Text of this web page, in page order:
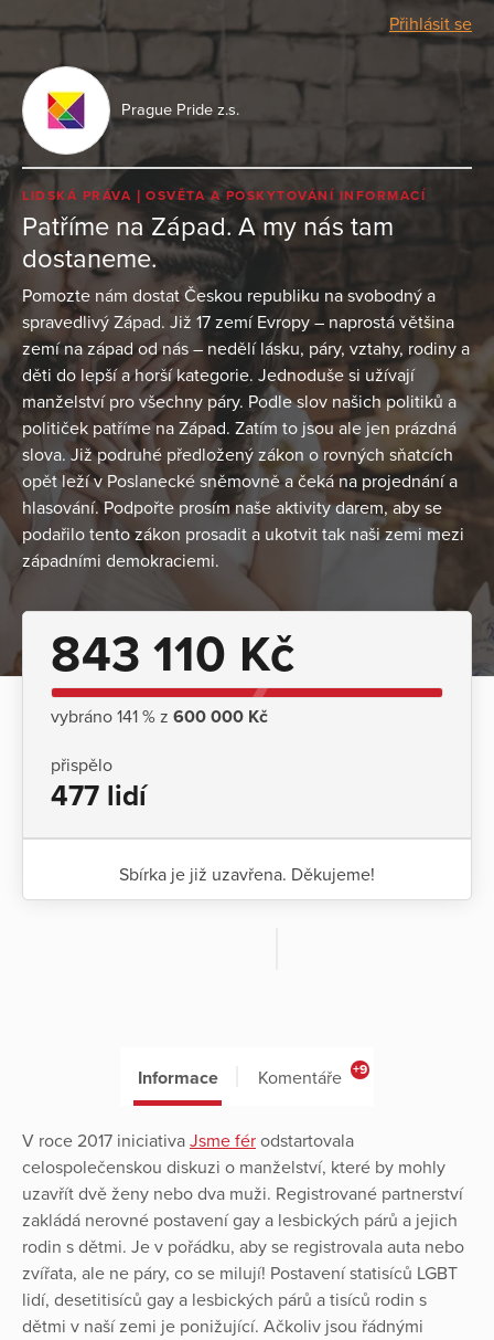
Přihlásit se
Prague Pride z.s.
LIDSKÁ PRÁVA OSVĚTA A POSKYTOVÁNÍ INFORMACÍ
Patříme na Západ. A my nás tam
dostaneme.
Pomozte nám dostat Českou republiku na svobodný a
spravedlivý Západ. Již 17 zemí Evropy – naprostá většina
zemí na západ od nás – nedělí lásku, páry, vztahy, rodiny a
děti do lepší a horší kategorie. Jednoduše si užívají
manželství pro všechny páry. Podle slov našich politiků a
političek patříme na Západ. Zatím to jsou ale jen prázdná
slova. Již podruhé předložený zákon o rovných sňatcích
opět leží v Poslanecké sněmovně a čeká na projednání a
hlasování. Podpořte prosím naše aktivity darem, aby se
podařilo tento zákon prosadit a ukotvit tak naši zemi mezi
západními demokraciemi.
843 110 Kč
vybráno 141 % z 600 000 Kč
přispělo
477 lidí
Sbírka je již uzavřena. Děkujeme!
Informace Komentáře +9
V roce 2017 iniciativa Jsme fér odstartovala
celospolečenskou diskuzi o manželství, které by mohly
uzavřít dvě ženy nebo dva muži. Registrované partnerství
zakládá nerovné postavení gay a lesbických párů a jejich
rodin s dětmi. Je v pořádku, aby se registrovala auta nebo
zvířata, ale ne páry, co se milují! Postavení statisíců LGBT
lidí, desetitisíců gay a lesbických párů a tisíců rodin s
dětmi v naší zemi je ponižující. Ačkoliv jsou řádnými